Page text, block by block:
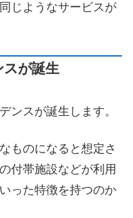
じようなサービスが
が誕生
ンスが誕生します。
ものになると想定さ
付帯施設などが利用
った特徴を持つのか